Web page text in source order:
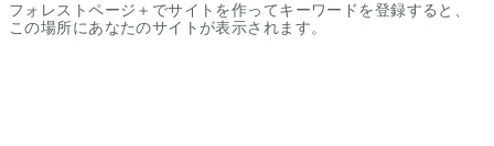
フォレストページ＋でサイトを作ってキーワードを登録すると、
この場所にあなたのサイトが表示されます。